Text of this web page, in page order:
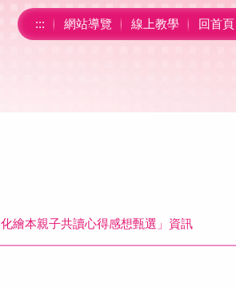
::: 網站導覽 線上教學 回首頁
繪本親子共讀心得感想甄選」資訊